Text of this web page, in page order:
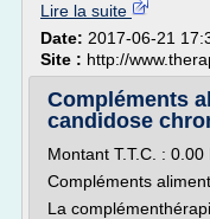
Lire la suite
Date: 2017-06-21
Site : http://
Compléments
candidose
Montant T.T.C. : 0.00
Compléments
La